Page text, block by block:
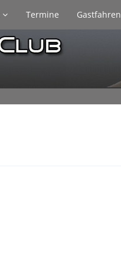
Termine Gastfahren